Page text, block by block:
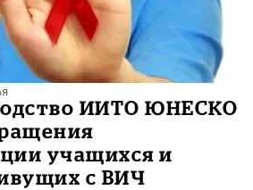
ИИТО ЮНЕСКО
учащихся и
с ВИЧ